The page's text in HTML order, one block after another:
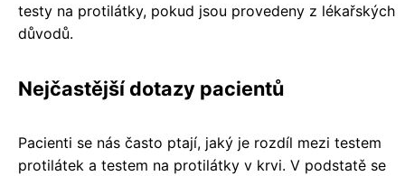
testy na protilátky, pokud jsou provedeny z lékařských
důvodů.
Nejčastější dotazy pacientů
Pacienti se nás často ptají, jaký je rozdíl mezi testem
protilátek a testem na protilátky v krvi. V podstatě se